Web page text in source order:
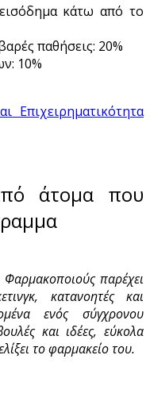
κάτω από το
παθήσεις: 20%
10%
Επιχειρηματικότητα
άτομα που
παρέχει
κατανοητές και
ενός σύγχρονου
και ιδέες, εύκολα
το φαρμακείο του.